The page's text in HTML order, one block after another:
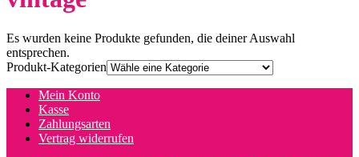
Es wurden keine Produkte gefunden, die deiner Auswahl
entsprechen.
Produkt-Kategorien
Mein Konto
Kasse
Zahlungsarten
Vertrag widerrufen